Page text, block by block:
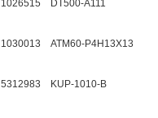
1026515 DT500-A111
1030013 ATM60-P4H13X13
5312983 KUP-1010-B